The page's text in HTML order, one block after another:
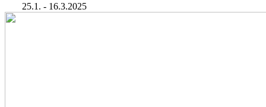
25.1. - 16.3.2025